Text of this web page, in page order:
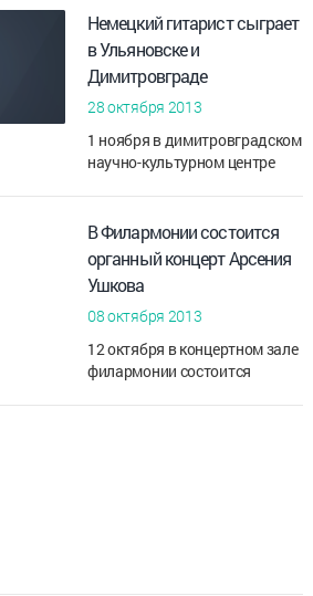
Немецкий гитарист сыграет
в Ульяновске и
Димитровграде
28 октября 2013
1 ноября в димитровградском
научно-культурном центре
гитариста Питера Фингера.
Начало в 18:30. 2 ноября
музыка...
В Филармонии состоится
органный концерт Арсения
Ушкова
08 октября 2013
12 октября в концертном зале
филармонии состоится